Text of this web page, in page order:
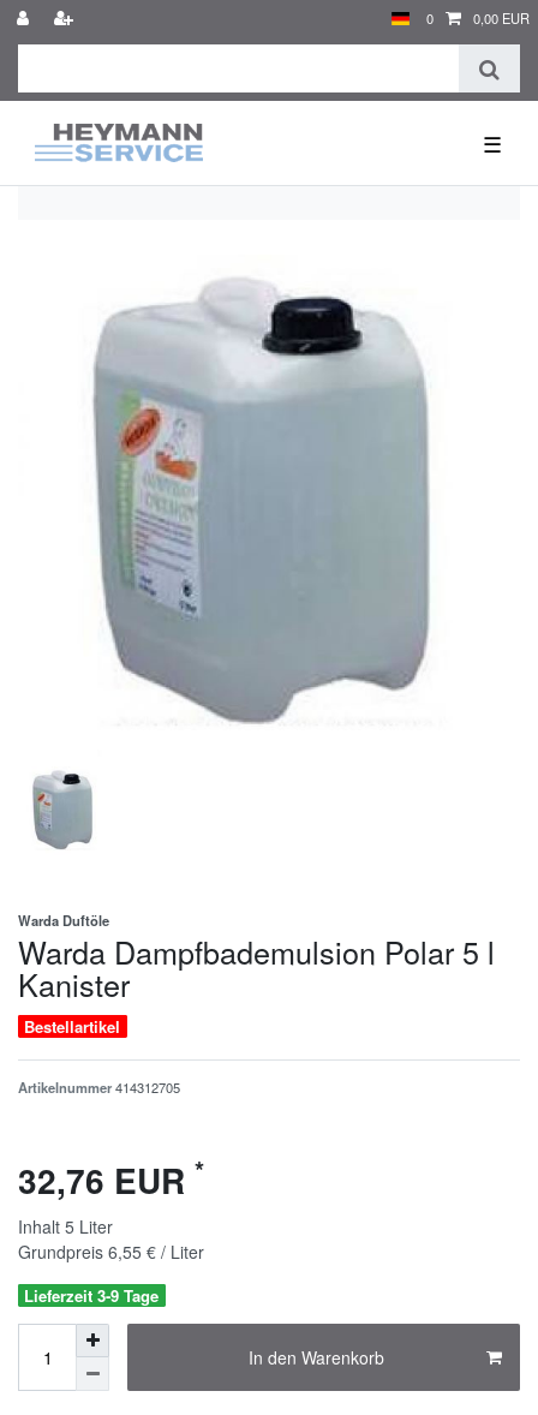
0 0,00 EUR
☰
Warda Duftöle
Warda Dampfbademulsion Polar 5 l
Kanister
Bestellartikel
Artikelnummer414312705
32,76 EUR *
Inhalt 5 Liter
Grundpreis 6,55 € / Liter
Lieferzeit 3-9 Tage
In den Warenkorb